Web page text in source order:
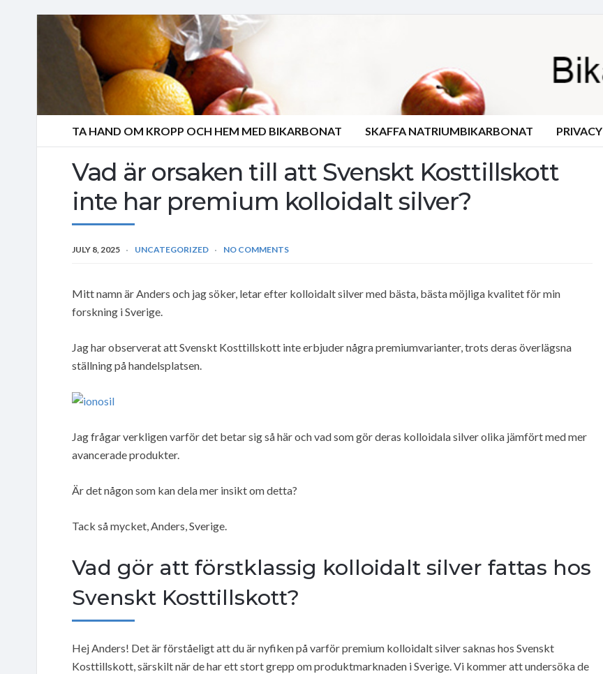
TA HAND OM KROPP OCH HEM MED BIKARBONAT SKAFFA NATRIUMBIKARBONAT PRIVACY
Vad är orsaken till att Svenskt Kosttillskott
inte har premium kolloidalt silver?
JULY 8, 2025 UNCATEGORIZED NO COMMENTS
Mitt namn är Anders och jag söker, letar efter kolloidalt silver med bästa, bästa möjliga kvalitet för min
forskning i Sverige.
Jag har observerat att Svenskt Kosttillskott inte erbjuder några premiumvarianter, trots deras överlägsna
ställning på handelsplatsen.
Jag frågar verkligen varför det betar sig så här och vad som gör deras kolloidala silver olika jämfört med mer
avancerade produkter.
Är det någon som kan dela mer insikt om detta?
Tack så mycket, Anders, Sverige.
Vad gör att förstklassig kolloidalt silver fattas hos
Svenskt Kosttillskott?
Hej Anders! Det är förståeligt att du är nyfiken på varför premium kolloidalt silver saknas hos Svenskt
Kosttillskott, särskilt när de har ett stort grepp om produktmarknaden i Sverige. Vi kommer att undersöka de